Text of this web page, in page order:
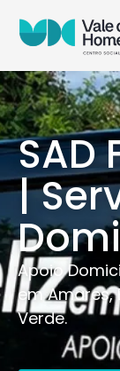
SAD
|
Apoio
em Amares,
Verde.